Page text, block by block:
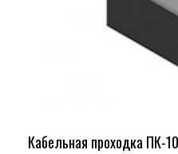
Кабельная проходка ПК-